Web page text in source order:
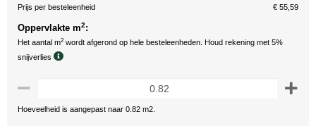
Prijs per besteleenheid € 55,59
Oppervlakte m2:
Het aantal m2 wordt afgerond op hele besteleenheden. Houd rekening met 5%
snijverlies
Hoeveelheid is aangepast naar 0.82 m2.